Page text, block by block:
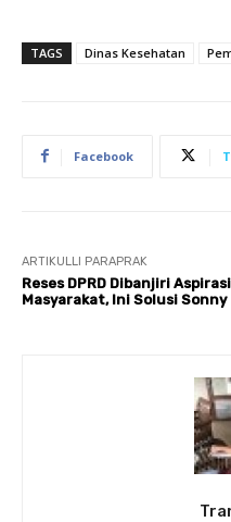
TAGS Dinas Kesehatan
Facebook
ARTIKULLI PARAPRAK
Reses DPRD Dibanjiri Aspirasi
Masyarakat, Ini Solusi Sonny